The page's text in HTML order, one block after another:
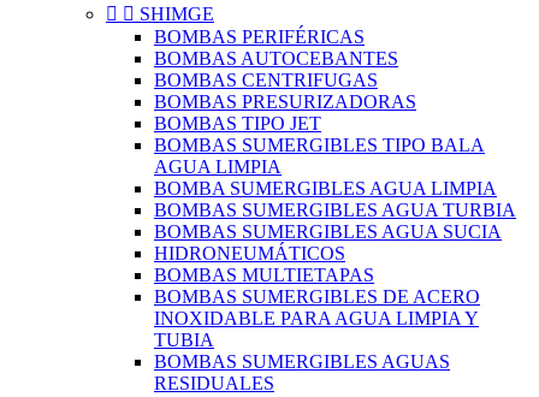
  SHIMGE
BOMBAS PERIFÉRICAS
BOMBAS AUTOCEBANTES
BOMBAS CENTRIFUGAS
BOMBAS PRESURIZADORAS
BOMBAS TIPO JET
BOMBAS SUMERGIBLES TIPO BALA
AGUA LIMPIA
BOMBA SUMERGIBLES AGUA LIMPIA
BOMBAS SUMERGIBLES AGUA TURBIA
BOMBAS SUMERGIBLES AGUA SUCIA
HIDRONEUMÁTICOS
BOMBAS MULTIETAPAS
BOMBAS SUMERGIBLES DE ACERO
INOXIDABLE PARA AGUA LIMPIA Y
TUBIA
BOMBAS SUMERGIBLES AGUAS
RESIDUALES